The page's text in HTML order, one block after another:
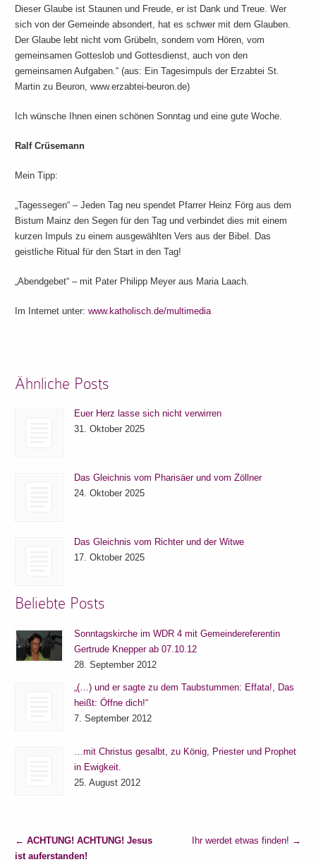
Dieser Glaube ist Staunen und Freude, er ist Dank und Treue. Wer
sich von der Gemeinde absondert, hat es schwer mit dem Glauben.
Der Glaube lebt nicht vom Grübeln, sondern vom Hören, vom
gemeinsamen Gotteslob und Gottesdienst, auch von den
gemeinsamen Aufgaben.“ (aus: Ein Tagesimpuls der Erzabtei St.
Martin zu Beuron, www.erzabtei-beuron.de)
Ich wünsche Ihnen einen schönen Sonntag und eine gute Woche.
Ralf Crüsemann
Mein Tipp:
„Tagessegen“ – Jeden Tag neu spendet Pfarrer Heinz Förg aus dem
Bistum Mainz den Segen für den Tag und verbindet dies mit einem
kurzen Impuls zu einem ausgewählten Vers aus der Bibel. Das
geistliche Ritual für den Start in den Tag!
„Abendgebet“ – mit Pater Philipp Meyer aus Maria Laach.
Im Internet unter:www.katholisch.de/multimedia
Ähnliche Posts
Euer Herz lasse sich nicht verwirren
31. Oktober 2025
Das Gleichnis vom Pharisäer und vom Zöllner
24. Oktober 2025
Das Gleichnis vom Richter und der Witwe
17. Oktober 2025
Beliebte Posts
Sonntagskirche im WDR 4 mit Gemeindereferentin
Gertrude Knepper ab 07.10.12
28. September 2012
„(…) und er sagte zu dem Taubstummen: Effata!, Das
heißt: Öffne dich!“
7. September 2012
…mit Christus gesalbt, zu König, Priester und Prophet
in Ewigkeit.
25. August 2012
← ACHTUNG! ACHTUNG! Jesus
ist auferstanden!
Ihr werdet etwas finden! →